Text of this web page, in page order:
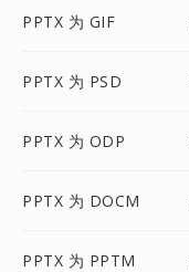
PPTX 为 GIF
PPTX 为 PSD
PPTX 为 ODP
PPTX 为 DOCM
PPTX 为 PPTM